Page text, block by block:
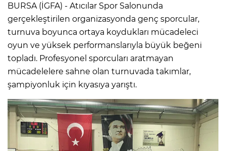
BURSA (İGFA) - Atıcılar Spor Salonunda
gerçekleştirilen organizasyonda genç sporcular,
turnuva boyunca ortaya koydukları mücadeleci
oyun ve yüksek performanslarıyla büyük beğeni
topladı. Profesyonel sporcuları aratmayan
mücadelelere sahne olan turnuvada takımlar,
şampiyonluk için kıyasıya yarıştı.